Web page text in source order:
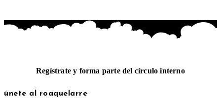
Regístrate y forma parte del círculo interno
únete al roaquelarre